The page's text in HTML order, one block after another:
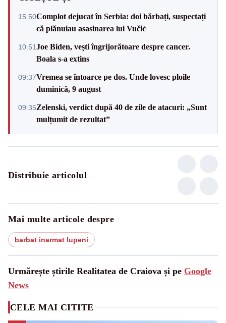
15:50Complot dejucat în Serbia: doi bărbați, suspectați
că plănuiau asasinarea lui Vučić
10:51Joe Biden, vești îngrijorătoare despre cancer.
Boala s-a extins
09:37Vremea se întoarce pe dos. Unde lovesc ploile
duminică, 9 august
09:35Zelenski, verdict după 40 de zile de atacuri: „Sunt
mulțumit de rezultat”
Distribuie articolul
Mai multe articole despre
barbat inarmat lupeni
Urmărește știrile Realitatea de Craiova și pe Google
News
CELE MAI CITITE